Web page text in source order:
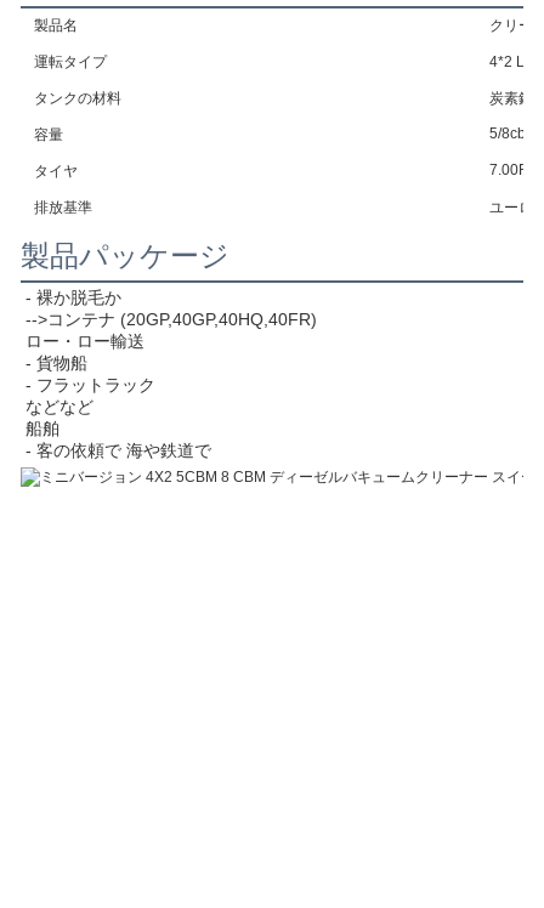
製品名 クリー
運転タイプ 4*2
タンクの材料 炭素鋼
容量 5/8cbm
タイヤ
排放基準 ユーロ3
製品パッケージ
- 裸か脱毛か
-->コンテナ (20GP,40GP,40HQ,40FR)
ロー・ロー輸送
- 貨物船
- フラットラック
などなど
船舶
- 客の依頼で 海や鉄道で